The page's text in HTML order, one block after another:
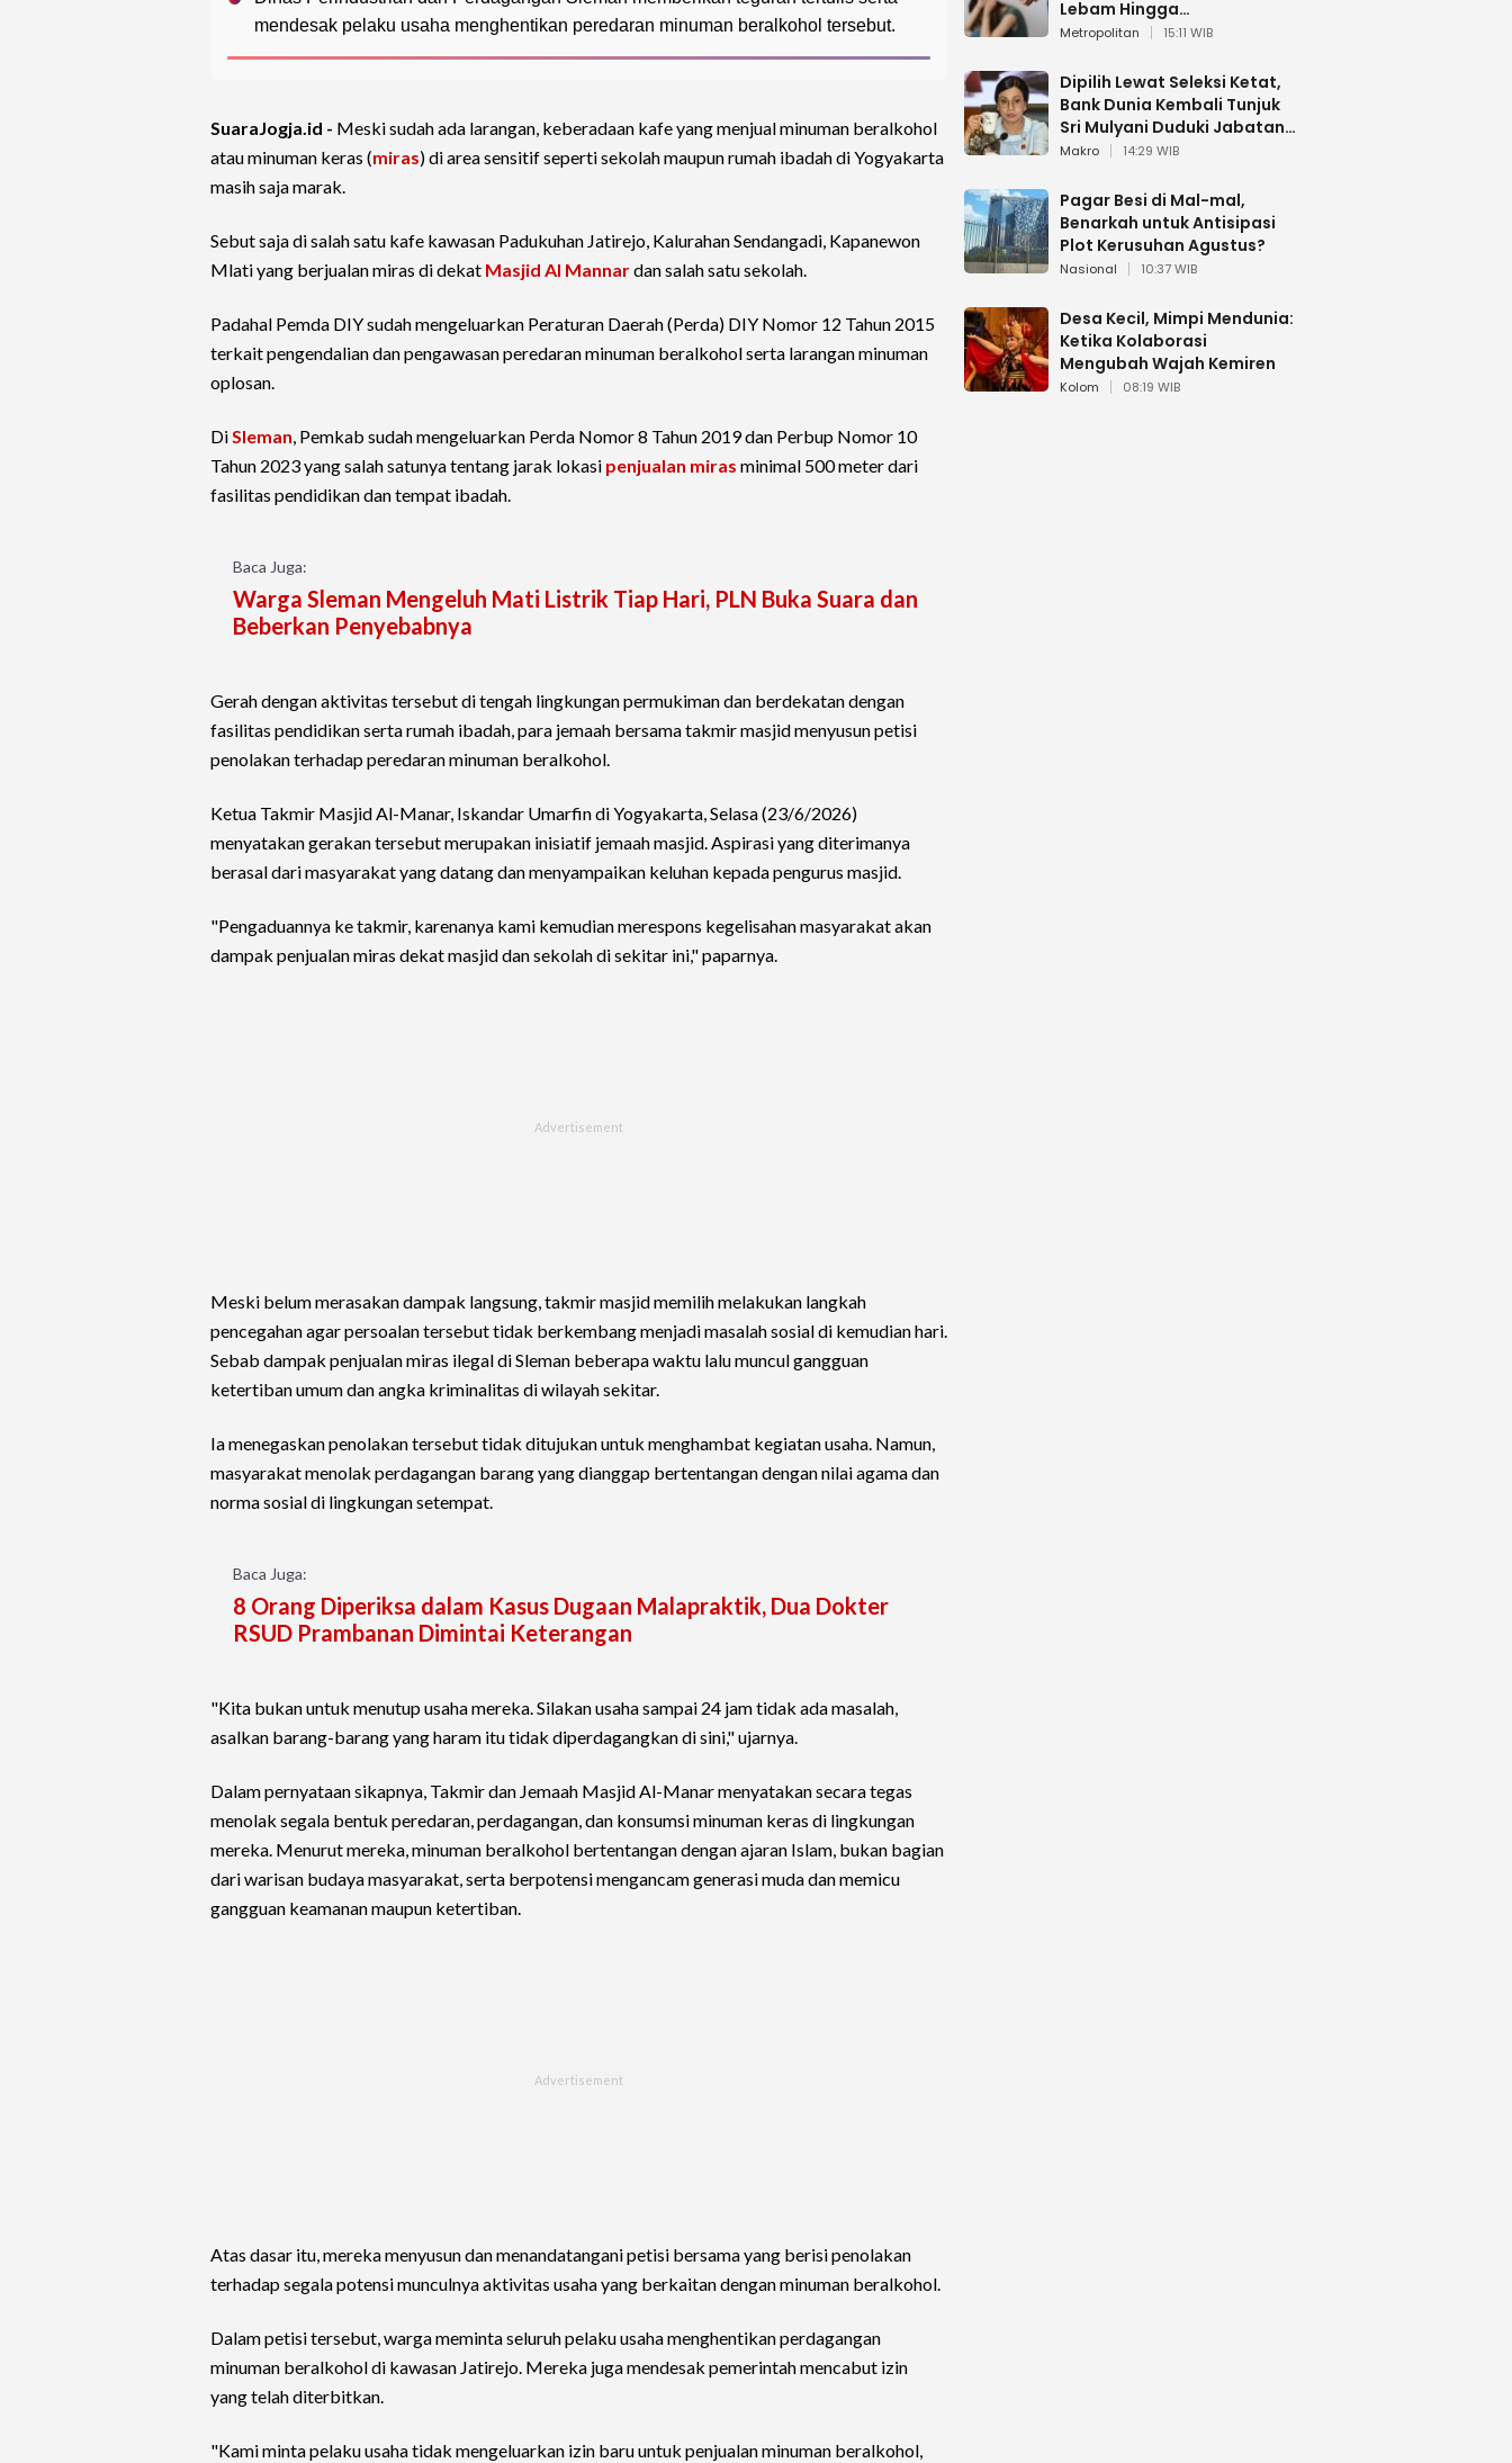
mendesak pelaku usaha menghentikan peredaran minuman beralkohol tersebut.
SuaraJogja.id - Meski sudah ada larangan, keberadaan kafe yang menjual minuman beralkohol
atau minuman keras (miras) di area sensitif seperti sekolah maupun rumah ibadah di Yogyakarta
masih saja marak.
Sebut saja di salah satu kafe kawasan Padukuhan Jatirejo, Kalurahan Sendangadi, Kapanewon
Mlati yang berjualan miras di dekat Masjid Al Mannardan salah satu sekolah.
Padahal Pemda DIY sudah mengeluarkan Peraturan Daerah (Perda) DIY Nomor 12 Tahun 2015
terkait pengendalian dan pengawasan peredaran minuman beralkohol serta larangan minuman
oplosan.
DiSleman, Pemkab sudah mengeluarkan Perda Nomor 8 Tahun 2019 dan Perbup Nomor 10
Tahun 2023 yang salah satunya tentang jarak lokasi penjualan miras minimal 500 meter dari
fasilitas pendidikan dan tempat ibadah.
Baca Juga:
Warga Sleman Mengeluh Mati Listrik Tiap Hari, PLN Buka Suara dan
Beberkan Penyebabnya
Gerah dengan aktivitas tersebut di tengah lingkungan permukiman dan berdekatan dengan
fasilitas pendidikan serta rumah ibadah, para jemaah bersama takmir masjid menyusun petisi
penolakan terhadap peredaran minuman beralkohol.
Ketua Takmir Masjid Al-Manar, Iskandar Umarfin di Yogyakarta, Selasa (23/6/2026)
menyatakan gerakan tersebut merupakan inisiatif jemaah masjid. Aspirasi yang diterimanya
berasal dari masyarakat yang datang dan menyampaikan keluhan kepada pengurus masjid.
"Pengaduannya ke takmir, karenanya kami kemudian merespons kegelisahan masyarakat akan
dampak penjualan miras dekat masjid dan sekolah di sekitar ini," paparnya.
Meski belum merasakan dampak langsung, takmir masjid memilih melakukan langkah
pencegahan agar persoalan tersebut tidak berkembang menjadi masalah sosial di kemudian hari.
Sebab dampak penjualan miras ilegal di Sleman beberapa waktu lalu muncul gangguan
ketertiban umum dan angka kriminalitas di wilayah sekitar.
Ia menegaskan penolakan tersebut tidak ditujukan untuk menghambat kegiatan usaha. Namun,
masyarakat menolak perdagangan barang yang dianggap bertentangan dengan nilai agama dan
norma sosial di lingkungan setempat.
Baca Juga:
8 Orang Diperiksa dalam Kasus Dugaan Malapraktik, Dua Dokter
RSUD Prambanan Dimintai Keterangan
"Kita bukan untuk menutup usaha mereka. Silakan usaha sampai 24 jam tidak ada masalah,
asalkan barang-barang yang haram itu tidak diperdagangkan di sini," ujarnya.
Dalam pernyataan sikapnya, Takmir dan Jemaah Masjid Al-Manar menyatakan secara tegas
menolak segala bentuk peredaran, perdagangan, dan konsumsi minuman keras di lingkungan
mereka. Menurut mereka, minuman beralkohol bertentangan dengan ajaran Islam, bukan bagian
dari warisan budaya masyarakat, serta berpotensi mengancam generasi muda dan memicu
gangguan keamanan maupun ketertiban.
Atas dasar itu, mereka menyusun dan menandatangani petisi bersama yang berisi penolakan
terhadap segala potensi munculnya aktivitas usaha yang berkaitan dengan minuman beralkohol.
Dalam petisi tersebut, warga meminta seluruh pelaku usaha menghentikan perdagangan
minuman beralkohol di kawasan Jatirejo. Mereka juga mendesak pemerintah mencabut izin
yang telah diterbitkan.
"Kami minta pelaku usaha tidak mengeluarkan izin baru untuk penjualan minuman beralkohol,
Lebam Hingga
Diselamatkan Polantas
Metropolitan 15:11 WIB
Dipilih Lewat Seleksi Ketat,
Bank Dunia Kembali Tunjuk
Sri Mulyani Duduki Jabatan
Strategis
Makro 14:29 WIB
Pagar Besi di Mal-mal,
Benarkah untuk Antisipasi
Plot Kerusuhan Agustus?
Nasional 10:37 WIB
Desa Kecil, Mimpi Mendunia:
Ketika Kolaborasi
Mengubah Wajah Kemiren
Kolom 08:19 WIB